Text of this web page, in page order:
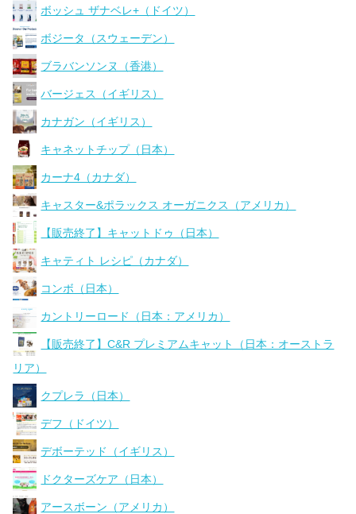
ボッシュ ザナベレ+（ドイツ）
ボジータ（スウェーデン）
ブラバンソンヌ（香港）
バージェス（イギリス）
カナガン（イギリス）
キャネットチップ（日本）
カーナ4（カナダ）
キャスター&ポラックス オーガニクス（アメリカ）
【販売終了】キャットドゥ（日本）
キャティト レシピ（カナダ）
コンボ（日本）
カントリーロード（日本：アメリカ）
【販売終了】C&R プレミアムキャット（日本：オーストラ
リア）
クプレラ（日本）
デフ（ドイツ）
デボーテッド（イギリス）
ドクターズケア（日本）
アースボーン（アメリカ）